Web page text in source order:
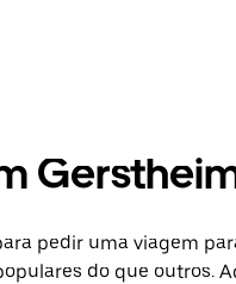
pedir uma viagem
do que outros.